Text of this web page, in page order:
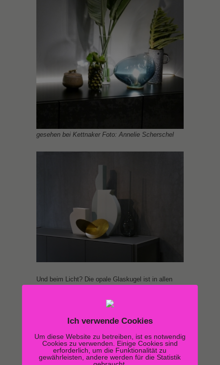
gesehen bei Kettnaker Foto: Annelie Scherschel
Und beim Licht? Die opale Glaskugel ist in allen
das LED-Filament-Leuchtmittel. Pur oder umhüllt
von nemo lighting sind fast überall zu finden.
Ich verwende Cookies
Um diese Website zu betreiben, ist es notwendig
Cookies zu verwenden. Einige Cookies sind
erforderlich, um die Funktionalität zu
gewährleisten, andere werden für die Statistik